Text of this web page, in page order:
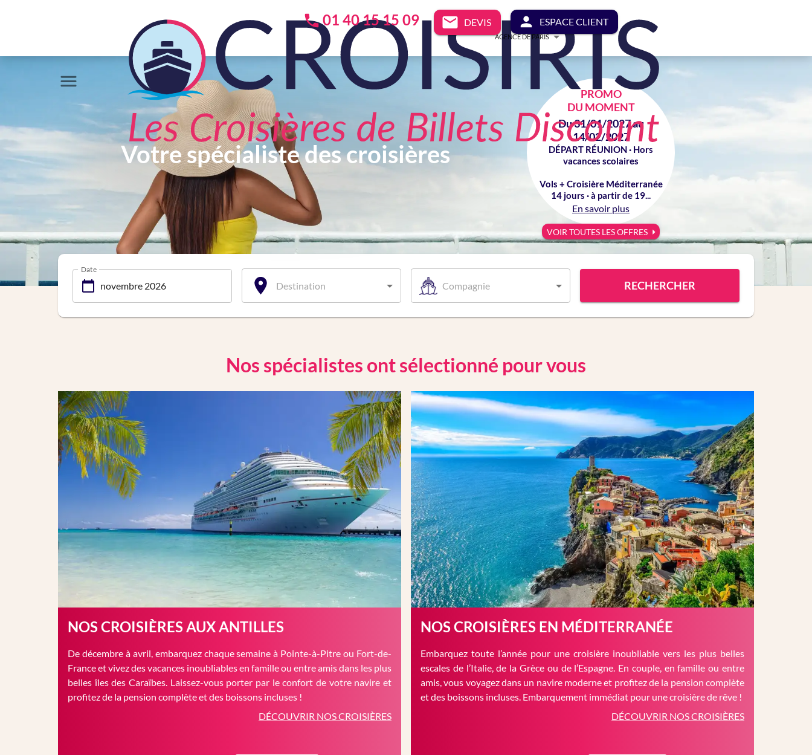
01 40 15 15 09 DEVIS ESPACE CLIENT
AGENCE DE PARIS
Votre spécialiste des croisières
PROMO
DU MOMENT
Du 31/01/2027 au
14/02/2027
DÉPART RÉUNION · Hors
vacances scolaires
Vols + Croisière Méditerranée
14 jours · à partir de 19...
En savoir plus
VOIR TOUTES LES OFFRES
Date
Destination Compagnie RECHERCHER
Nos spécialistes ont sélectionné pour vous
NOS CROISIÈRES AUX ANTILLES
De décembre à avril, embarquez chaque semaine à Pointe-à-Pitre ou Fort-de-
France et vivez des vacances inoubliables en famille ou entre amis dans les plus
belles îles des Caraïbes. Laissez-vous porter par le confort de votre navire et
profitez de la pension complète et des boissons incluses !
DÉCOUVRIR NOS CROISIÈRES
NOS CROISIÈRES EN MÉDITERRANÉE
Embarquez toute l’année pour une croisière inoubliable vers les plus belles
escales de l’Italie, de la Grèce ou de l’Espagne. En couple, en famille ou entre
amis, vous voyagez dans un navire moderne et profitez de la pension complète
et des boissons incluses. Embarquement immédiat pour une croisière de rêve !
DÉCOUVRIR NOS CROISIÈRES